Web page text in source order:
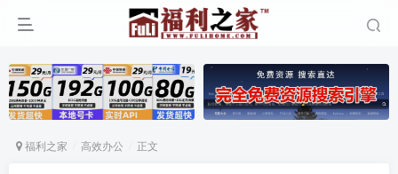
福利之家 高效办公 正文